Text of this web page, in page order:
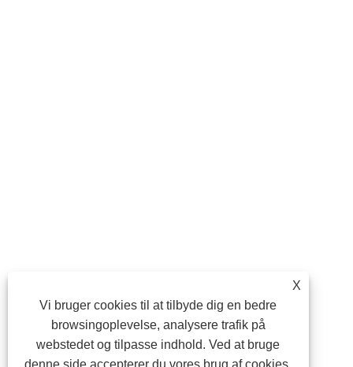
X
Vi bruger cookies til at tilbyde dig en bedre
browsingoplevelse, analysere trafik på
webstedet og tilpasse indhold. Ved at bruge
denne side accepterer du vores brug af cookies.